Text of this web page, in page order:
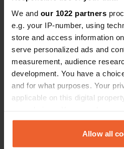
We and our 1022 partners
e.g. your IP-number, using
store and access information
serve personalized ads and
measurement, audience
development. You have a
and for what purposes. Your
applicable on this digital
any time from the Cookie
the Privacy trigger icon.Allow all
Locatie
La Rincerie
53800, La Selle-
Coördinaten
47° 51' 49" N 1° 4' 10" W
47.86349 -1.06931
Sitecode